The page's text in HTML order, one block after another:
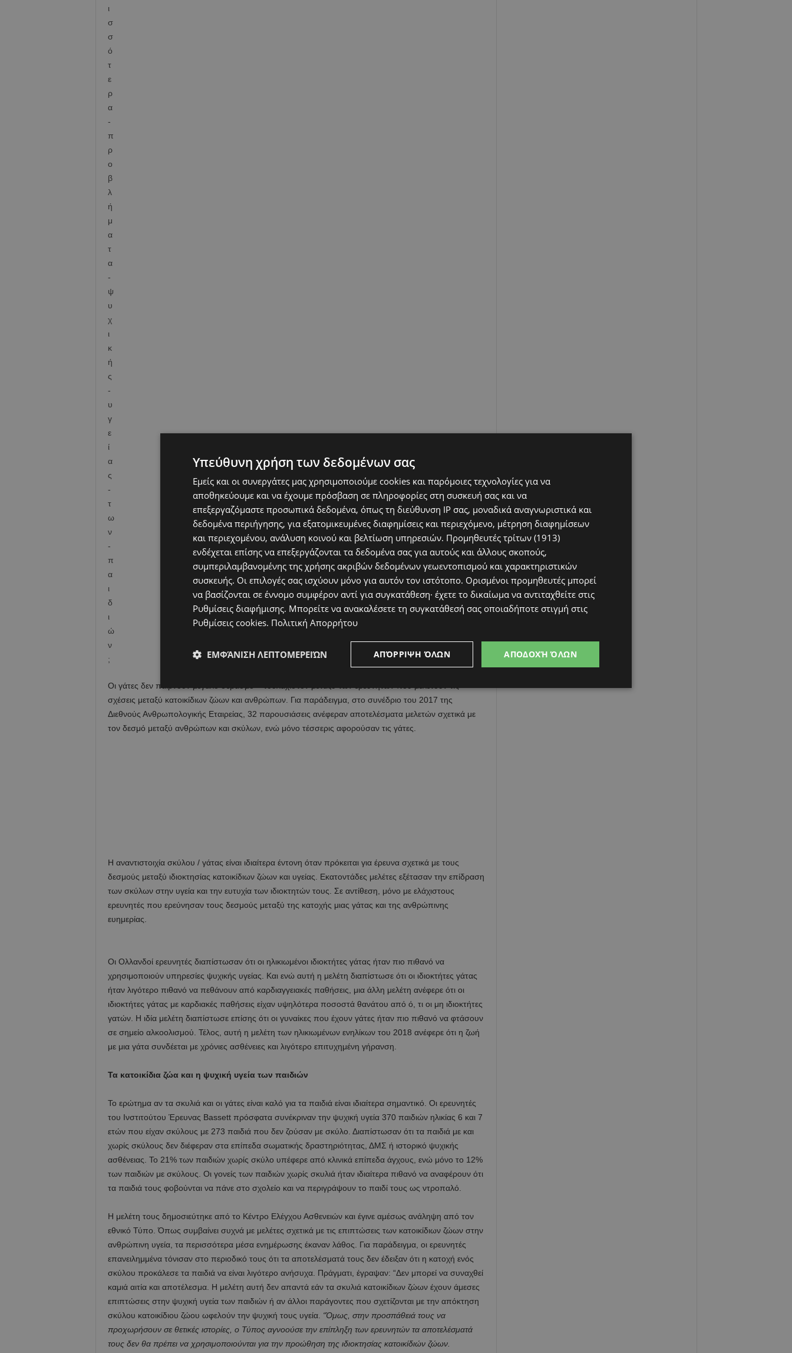
Οι γάτες δεν παίρνουν μεγάλο σεβασμό – τουλάχιστον μεταξύ των ερευνητών που μελετούν τις
σχέσεις μεταξύ κατοικίδιων ζώων και ανθρώπων. Για παράδειγμα, στο συνέδριο του 2017 της
Διεθνούς Ανθρωπολογικής Εταιρείας, 32 παρουσιάσεις ανέφεραν αποτελέσματα μελετών σχετικά με
τον δεσμό μεταξύ ανθρώπων και σκύλων, ενώ μόνο τέσσερις αφορούσαν τις γάτες.
Η αναντιστοιχία σκύλου / γάτας είναι ιδιαίτερα έντονη όταν πρόκειται για έρευνα σχετικά με τους
δεσμούς μεταξύ ιδιοκτησίας κατοικίδιων ζώων και υγείας. Εκατοντάδες μελέτες εξέτασαν την επίδραση
των σκύλων στην υγεία και την ευτυχία των ιδιοκτητών τους. Σε αντίθεση, μόνο με ελάχιστους
ερευνητές που ερεύνησαν τους δεσμούς μεταξύ της κατοχής μιας γάτας και της ανθρώπινης
ευημερίας.
Οι Ολλανδοί ερευνητές διαπίστωσαν ότι οι ηλικιωμένοι ιδιοκτήτες γάτας ήταν πιο πιθανό να
χρησιμοποιούν υπηρεσίες ψυχικής υγείας. Και ενώ αυτή η μελέτη διαπίστωσε ότι οι ιδιοκτήτες γάτας
ήταν λιγότερο πιθανό να πεθάνουν από καρδιαγγειακές παθήσεις, μια άλλη μελέτη ανέφερε ότι οι
ιδιοκτήτες γάτας με καρδιακές παθήσεις είχαν υψηλότερα ποσοστά θανάτου από ό, τι οι μη ιδιοκτήτες
γατών. Η ιδία μελέτη διαπίστωσε επίσης ότι οι γυναίκες που έχουν γάτες ήταν πιο πιθανό να φτάσουν
σε σημείο αλκοολισμού. Τέλος, αυτή η μελέτη των ηλικιωμένων ενηλίκων του 2018 ανέφερε ότι η ζωή
με μια γάτα συνδέεται με χρόνιες ασθένειες και λιγότερο επιτυχημένη γήρανση.
Τα κατοικίδια ζώα και η ψυχική υγεία των παιδιών
Το ερώτημα αν τα σκυλιά και οι γάτες είναι καλό για τα παιδιά είναι ιδιαίτερα σημαντικό. Οι ερευνητές
του Ινστιτούτου Έρευνας Bassett πρόσφατα συνέκριναν την ψυχική υγεία 370 παιδιών ηλικίας 6 και 7
ετών που είχαν σκύλους με 273 παιδιά που δεν ζούσαν με σκύλο. Διαπίστωσαν ότι τα παιδιά με και
χωρίς σκύλους δεν διέφεραν στα επίπεδα σωματικής δραστηριότητας, ΔΜΣ ή ιστορικό ψυχικής
ασθένειας. Το 21% των παιδιών χωρίς σκύλο υπέφερε από κλινικά επίπεδα άγχους, ενώ μόνο το 12%
των παιδιών με σκύλους. Οι γονείς των παιδιών χωρίς σκυλιά ήταν ιδιαίτερα πιθανό να αναφέρουν ότι
τα παιδιά τους φοβούνται να πάνε στο σχολείο και να περιγράψουν το παιδί τους ως ντροπαλό.
Η μελέτη τους δημοσιεύτηκε από το Κέντρο Ελέγχου Ασθενειών και έγινε αμέσως ανάληψη από τον
εθνικό Τύπο. Όπως συμβαίνει συχνά με μελέτες σχετικά με τις επιπτώσεις των κατοικίδιων ζώων στην
ανθρώπινη υγεία, τα περισσότερα μέσα ενημέρωσης έκαναν λάθος. Για παράδειγμα, οι ερευνητές
επανειλημμένα τόνισαν στο περιοδικό τους ότι τα αποτελέσματά τους δεν έδειξαν ότι η κατοχή ενός
σκύλου προκάλεσε τα παιδιά να είναι λιγότερο ανήσυχα. Πράγματι, έγραψαν: “Δεν μπορεί να συναχθεί
καμιά αιτία και αποτέλεσμα. Η μελέτη αυτή δεν απαντά εάν τα σκυλιά κατοικίδιων ζώων έχουν άμεσες
επιπτώσεις στην ψυχική υγεία των παιδιών ή αν άλλοι παράγοντες που σχετίζονται με την απόκτηση
σκύλου κατοικίδιου ζώου ωφελούν την ψυχική τους υγεία. “Όμως, στην προσπάθειά τους να
προχωρήσουν σε θετικές ιστορίες, ο Τύπος αγνοούσε την επίπληξη των ερευνητών τα αποτελέσματά
τους δεν θα πρέπει να χρησιμοποιούνται για την προώθηση της ιδιοκτησίας κατοικίδιών ζώων.
Υπεύθυνη χρήση των δεδομένων σας
Εμείς και οι συνεργάτες μας χρησιμοποιούμε cookies και παρόμοιες τεχνολογίες για να
αποθηκεύουμε και να έχουμε πρόσβαση σε πληροφορίες στη συσκευή σας και να
επεξεργαζόμαστε προσωπικά δεδομένα, όπως τη διεύθυνση IP σας, μοναδικά αναγνωριστικά και
δεδομένα περιήγησης, για εξατομικευμένες διαφημίσεις και περιεχόμενο, μέτρηση διαφημίσεων
και περιεχομένου, ανάλυση κοινού και βελτίωση υπηρεσιών. Προμηθευτές τρίτων (1913)
ενδέχεται επίσης να επεξεργάζονται τα δεδομένα σας για αυτούς και άλλους σκοπούς,
συμπεριλαμβανομένης της χρήσης ακριβών δεδομένων γεωεντοπισμού και χαρακτηριστικών
συσκευής. Οι επιλογές σας ισχύουν μόνο για αυτόν τον ιστότοπο. Ορισμένοι προμηθευτές μπορεί
να βασίζονται σε έννομο συμφέρον αντί για συγκατάθεση· έχετε το δικαίωμα να αντιταχθείτε στις
Ρυθμίσεις διαφήμισης. Μπορείτε να ανακαλέσετε τη συγκατάθεσή σας οποιαδήποτε στιγμή στις
Ρυθμίσεις cookies. Πολιτική Απορρήτου
ΑΠΟΔΟΧΉ ΌΛΩΝ
ΑΠΌΡΡΙΨΗ ΌΛΩΝ
ΕΜΦΆΝΙΣΗ ΛΕΠΤΟΜΕΡΕΙΏΝ